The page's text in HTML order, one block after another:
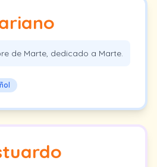
de Marte, dedicado a Marte.